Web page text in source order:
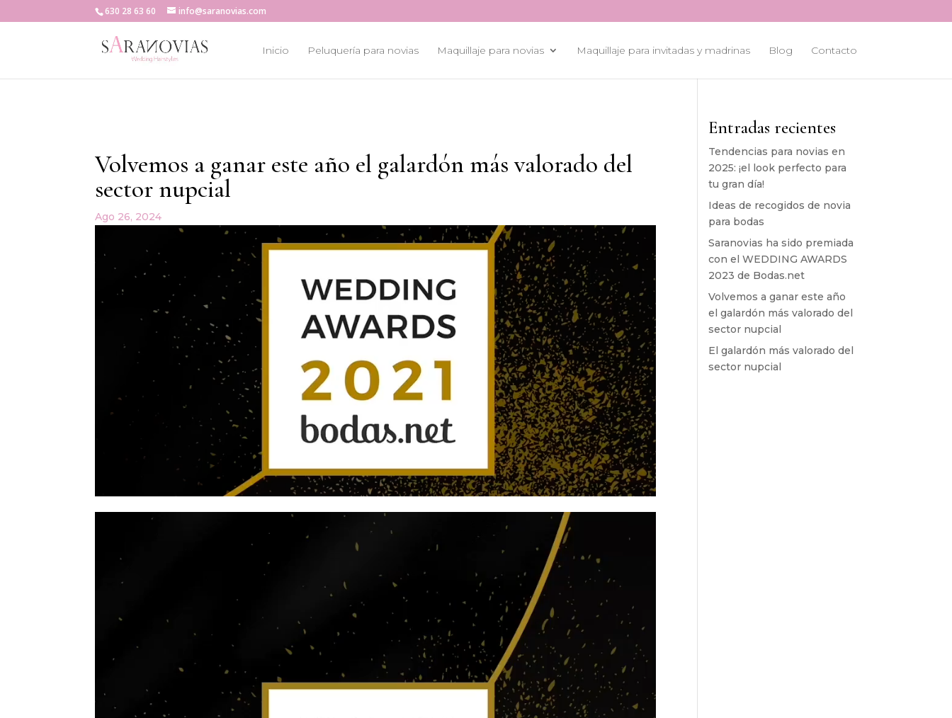
630 28 63 60 info@saranovias.com
Inicio Peluquería para novias Maquillaje para novias Maquillaje para invitadas y madrinas Blog Contacto
Volvemos a ganar este año el galardón más valorado del
sector nupcial
Ago 26, 2024
Entradas recientes
Tendencias para novias en
2025: ¡el look perfecto para
tu gran día!
Ideas de recogidos de novia
para bodas
Saranovias ha sido premiada
con el WEDDING AWARDS
2023 de Bodas.net
Volvemos a ganar este año
el galardón más valorado del
sector nupcial
El galardón más valorado del
sector nupcial